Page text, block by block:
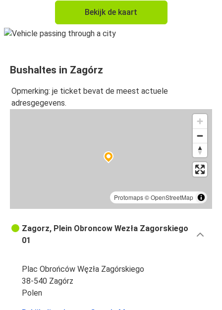
Bekijk de kaart
Bushaltes in Zagórz
Opmerking: je ticket bevat de meest actuele
adresgegevens.
Protomaps©OpenStreetMap
Zagorz, Plein Obroncow Wezła Zagorskiego
01
Plac Obrońców Węzła Zagórskiego
38-540 Zagórz
Polen